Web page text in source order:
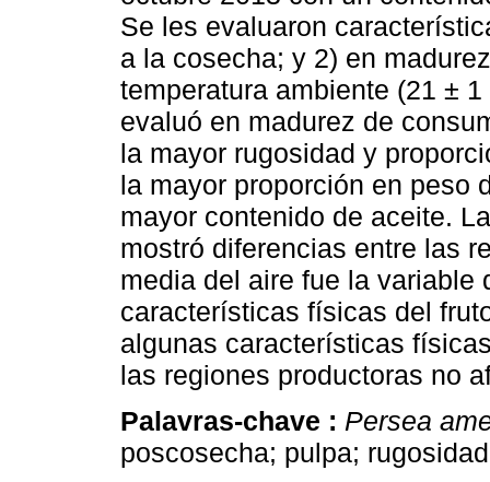
Se les evaluaron
a la cosecha; y 2) en
temperatura ambiente (21 ±
evaluó en madurez de
la mayor rugosidad y
la mayor proporción en peso
mayor contenido de aceite.
mostró diferencias entre las
media del aire fue la variable
características físicas del
algunas características
las regiones productoras no
Palavras-chave : Persea
poscosecha; pulpa;